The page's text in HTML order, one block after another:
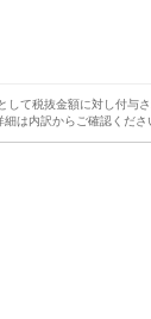
て税抜金額に対し付与
は内訳からご確認くださ